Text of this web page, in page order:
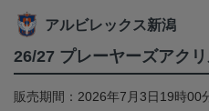
アルビレックス新潟
26/27 プレーヤーズアク
販売期間：2026年7月3日19時00